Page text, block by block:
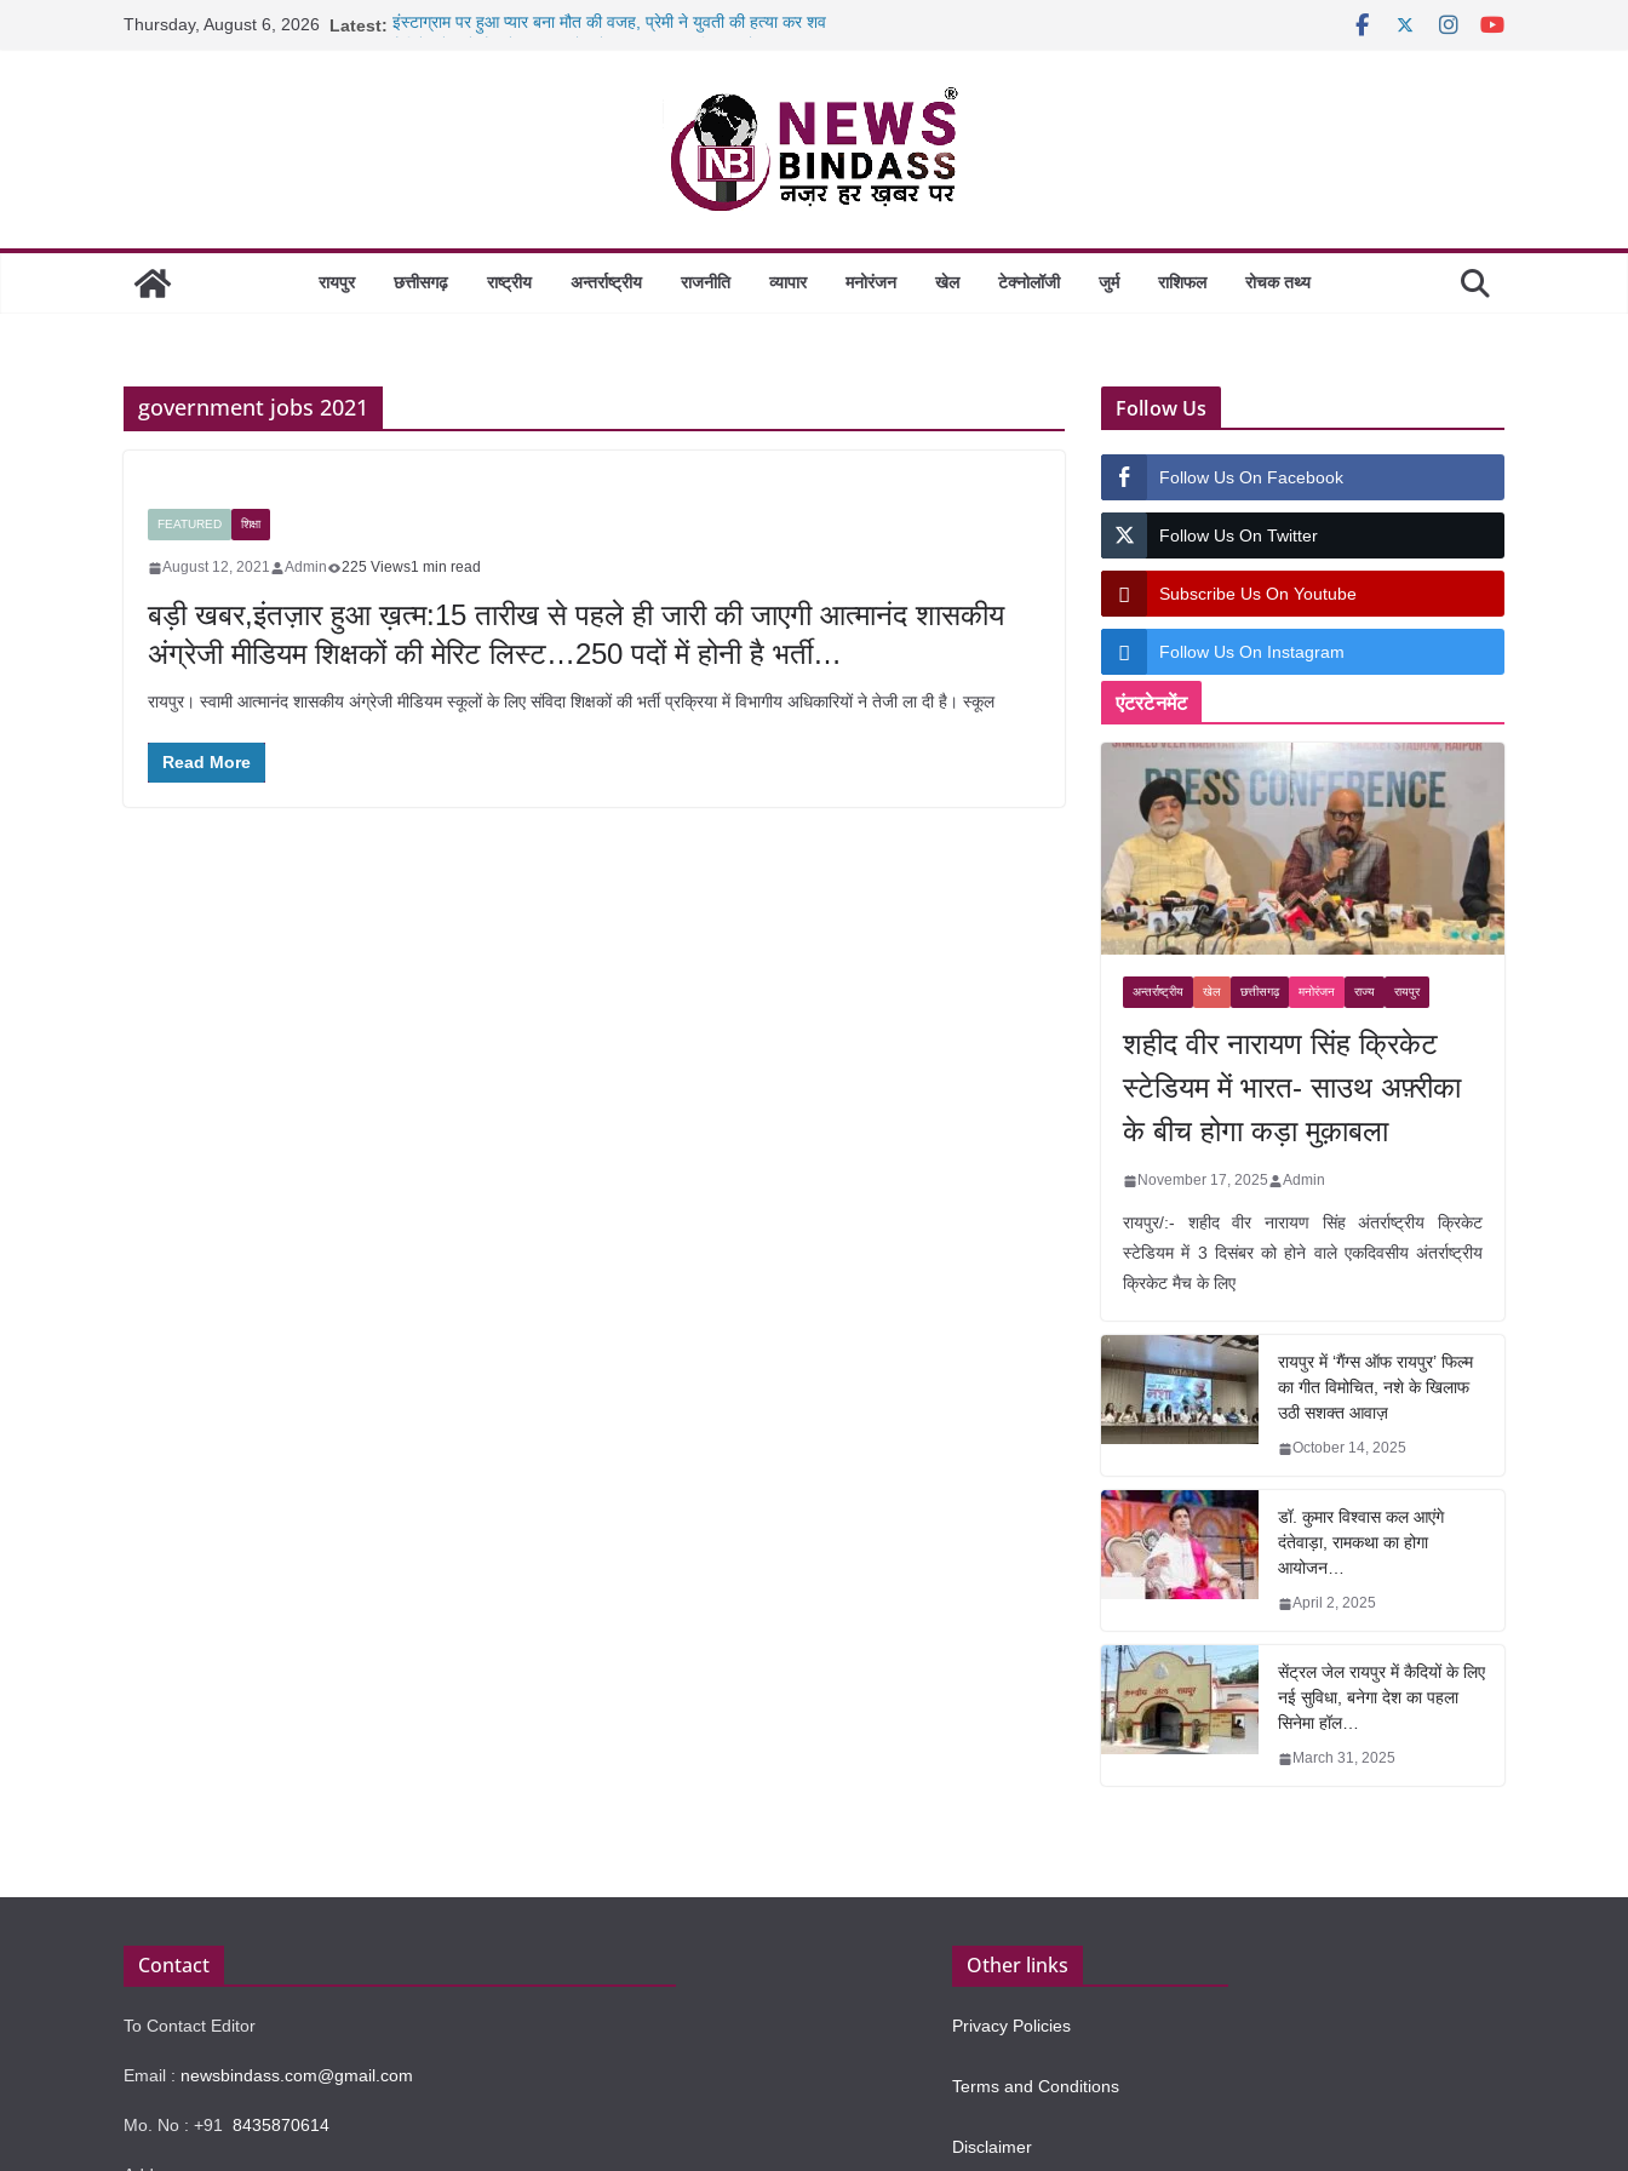
Thursday, August 6, 2026 Latest: इंस्टाग्राम पर हुआ प्यार बना मौत की वजह, प्रेमी ने युवती की हत्या कर शव
रायपुर स्टेशन पर 500 किलो पनीर की खेप जब्त, अमरकंटक एक्सप्रेस से
निराश्रित मवेशियों को मिलेगा आश्रय, प्रदेश में बनेंगे 1460 गौधाम
रायपुर छत्तीसगढ़ राष्ट्रीय अन्तर्राष्ट्रीय राजनीति व्यापार मनोरंजन खेल टेक्नोलॉजी जुर्म राशिफल रोचक तथ्य
government jobs 2021
FEATURED शिक्षा
August 12, 2021 Admin 225 Views1 min read
बड़ी खबर,इंतज़ार हुआ ख़त्म:15 तारीख से पहले ही जारी की जाएगी आत्मानंद शासकीय
अंग्रेजी मीडियम शिक्षकों की मेरिट लिस्ट…250 पदों में होनी है भर्ती…
रायपुर। स्वामी आत्मानंद शासकीय अंग्रेजी मीडियम स्कूलों के लिए संविदा शिक्षकों की भर्ती प्रक्रिया में विभागीय अधिकारियों ने तेजी ला दी है। स्कूल
Read More
Follow Us
Follow Us On Facebook
Follow Us On Twitter
Subscribe Us On Youtube
Follow Us On Instagram
एंटरटेनमेंट
अन्तर्राष्ट्रीय खेल छत्तीसगढ़ मनोरंजन राज्य रायपुर
शहीद वीर नारायण सिंह क्रिकेट
स्टेडियम में भारत- साउथ अफ़्रीका
के बीच होगा कड़ा मुक़ाबला
November 17, 2025 Admin
रायपुर/:- शहीद वीर नारायण सिंह अंतर्राष्ट्रीय क्रिकेट
स्टेडियम में 3 दिसंबर को होने वाले एकदिवसीय अंतर्राष्ट्रीय
क्रिकेट मैच के लिए
रायपुर में ‘गैंग्स ऑफ रायपुर’ फिल्म
का गीत विमोचित, नशे के खिलाफ
उठी सशक्त आवाज़
October 14, 2025
डॉ. कुमार विश्वास कल आएंगे
दंतेवाड़ा, रामकथा का होगा
आयोजन…
April 2, 2025
सेंट्रल जेल रायपुर में कैदियों के लिए
नई सुविधा, बनेगा देश का पहला
सिनेमा हॉल…
March 31, 2025
Contact
To Contact Editor
Email : newsbindass.com@gmail.com
Mo. No : +91 8435870614
Other links
Privacy Policies
Terms and Conditions
Disclaimer